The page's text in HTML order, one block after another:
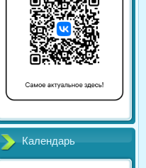
Календарь